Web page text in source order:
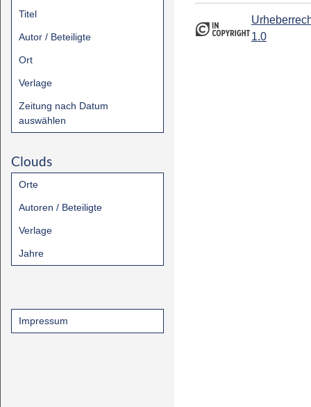
Titel
Autor / Beteiligte
Ort
Verlage
Zeitung nach Datum
auswählen
Clouds
Orte
Autoren / Beteiligte
Verlage
Jahre
Impressum
1.0